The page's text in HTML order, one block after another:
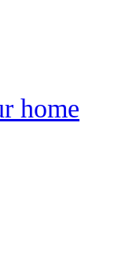
home